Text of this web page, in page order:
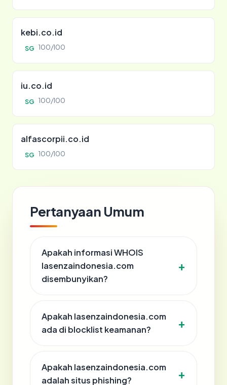
kebi.co.id
SG 100/100
iu.co.id
SG 100/100
alfascorpii.co.id
SG 100/100
Pertanyaan Umum
Apakah informasi WHOIS
lasenzaindonesia.com
disembunyikan?
Apakah lasenzaindonesia.com
ada di blocklist keamanan?
Apakah lasenzaindonesia.com
adalah situs phishing?